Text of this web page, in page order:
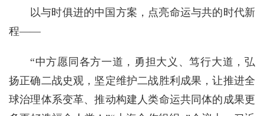
以与时俱进的中国方案，点亮命运与共的时代新
程——
“中方愿同各方一道，勇担大义、笃行大道，弘
扬正确二战史观，坚定维护二战胜利成果，让推进全
球治理体系变革、推动构建人类命运共同体的成果更